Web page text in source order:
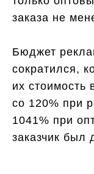
заказа не
Бюджет
сократился,
их
со 120% при
1041% при
заказчик был